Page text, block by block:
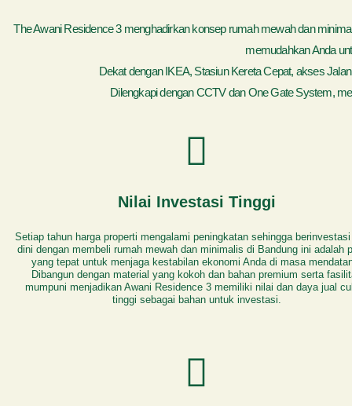
The Awani Residence 3 menghadirkan konsep rumah mewah dan
memudahkan Anda
Dekat dengan IKEA, Stasiun Kereta Cepat, akses
Dilengkapi dengan CCTV dan One Gate System,
Nilai Investasi Tinggi
Setiap tahun harga properti mengalami peningkatan sehingga
dini dengan membeli rumah mewah dan minimalis di Bandung ini adalah
yang tepat untuk menjaga kestabilan ekonomi Anda di masa
Dibangun dengan material yang kokoh dan bahan premium serta
mumpuni menjadikan Awani Residence 3 memiliki nilai dan daya jual
tinggi sebagai bahan untuk investasi.